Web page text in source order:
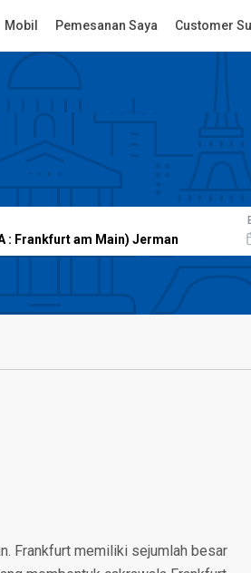
Mobil Pemesanan Saya Customer
Frankfurt memiliki sejumlah besar